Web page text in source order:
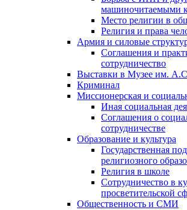
машиночитаемыми
Место религии в
Религия и права
Армия и силовые
Соглашения и
сотрудничество
Выставки в Музее им.
Криминал
Миссионерская и
Иная социальная
Соглашения о
сотрудничестве
Образование и культура
Государственная
религиозного
Религия в школе
Сотрудничество в
просветительской
Общественность и СМИ